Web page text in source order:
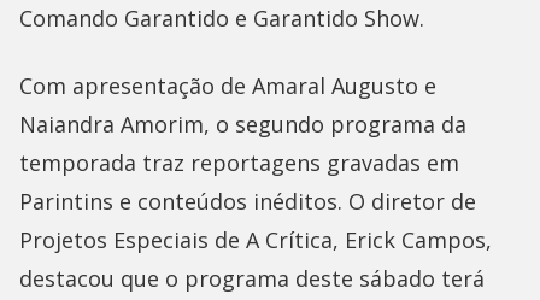
Comando Garantido e Garantido Show.
Com apresentação de Amaral Augusto e
Naiandra Amorim, o segundo programa da
temporada traz reportagens gravadas em
Parintins e conteúdos inéditos. O diretor de
Projetos Especiais de A Crítica, Erick Campos,
destacou que o programa deste sábado terá